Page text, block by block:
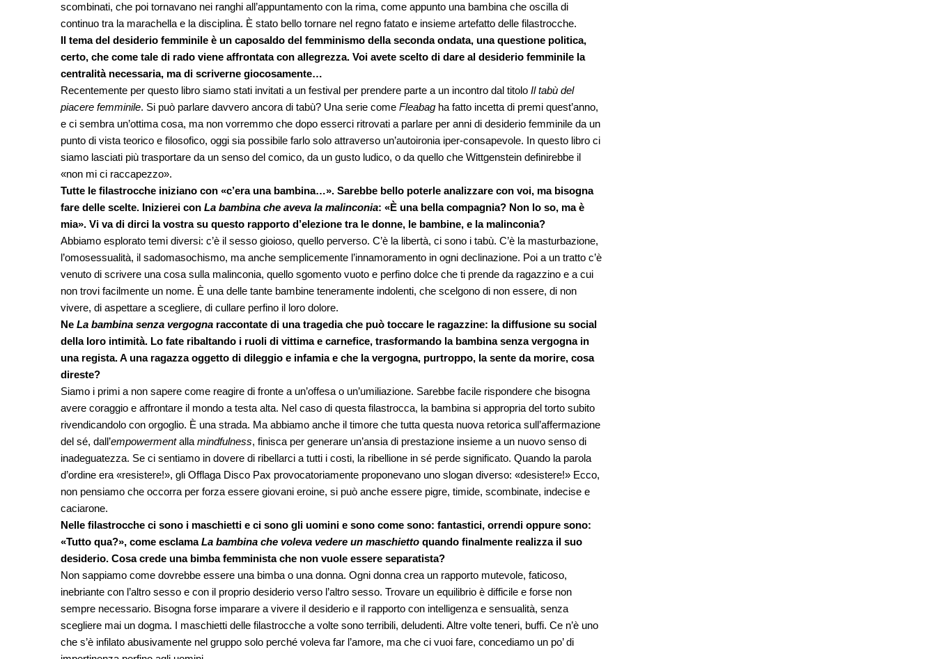
scombinati, che poi tornavano nei ranghi all’appuntamento con la rima, come appunto una bambina che oscilla di
continuo tra la marachella e la disciplina. È stato bello tornare nel regno fatato e insieme artefatto delle filastrocche.
Il tema del desiderio femminile è un caposaldo del femminismo della seconda ondata, una questione politica,
certo, che come tale di rado viene affrontata con allegrezza. Voi avete scelto di dare al desiderio femminile la
centralità necessaria, ma di scriverne giocosamente…
Recentemente per questo libro siamo stati invitati a un festival per prendere parte a un incontro dal titolo Il tabù del
piacere femminile. Si può parlare davvero ancora di tabù? Una serie come Fleabag ha fatto incetta di premi quest’anno,
e ci sembra un’ottima cosa, ma non vorremmo che dopo esserci ritrovati a parlare per anni di desiderio femminile da un
punto di vista teorico e filosofico, oggi sia possibile farlo solo attraverso un’autoironia iper-consapevole. In questo libro ci
siamo lasciati più trasportare da un senso del comico, da un gusto ludico, o da quello che Wittgenstein definirebbe il
«non mi ci raccapezzo».
Tutte le filastrocche iniziano con «c’era una bambina…». Sarebbe bello poterle analizzare con voi, ma bisogna
fare delle scelte. Inizierei con La bambina che aveva la malinconia: «È una bella compagnia? Non lo so, ma è
mia». Vi va di dirci la vostra su questo rapporto d’elezione tra le donne, le bambine, e la malinconia?
Abbiamo esplorato temi diversi: c’è il sesso gioioso, quello perverso. C’è la libertà, ci sono i tabù. C’è la masturbazione,
l’omosessualità, il sadomasochismo, ma anche semplicemente l’innamoramento in ogni declinazione. Poi a un tratto c’è
venuto di scrivere una cosa sulla malinconia, quello sgomento vuoto e perfino dolce che ti prende da ragazzino e a cui
non trovi facilmente un nome. È una delle tante bambine teneramente indolenti, che scelgono di non essere, di non
vivere, di aspettare a scegliere, di cullare perfino il loro dolore.
Ne La bambina senza vergogna raccontate di una tragedia che può toccare le ragazzine: la diffusione su social
della loro intimità. Lo fate ribaltando i ruoli di vittima e carnefice, trasformando la bambina senza vergogna in
una regista. A una ragazza oggetto di dileggio e infamia e che la vergogna, purtroppo, la sente da morire, cosa
direste?
Siamo i primi a non sapere come reagire di fronte a un’offesa o un’umiliazione. Sarebbe facile rispondere che bisogna
avere coraggio e affrontare il mondo a testa alta. Nel caso di questa filastrocca, la bambina si appropria del torto subito
rivendicandolo con orgoglio. È una strada. Ma abbiamo anche il timore che tutta questa nuova retorica sull’affermazione
del sé, dall’empowermentalla mindfulness, finisca per generare un’ansia di prestazione insieme a un nuovo senso di
inadeguatezza. Se ci sentiamo in dovere di ribellarci a tutti i costi, la ribellione in sé perde significato. Quando la parola
d’ordine era «resistere!», gli Offlaga Disco Pax provocatoriamente proponevano uno slogan diverso: «desistere!» Ecco,
non pensiamo che occorra per forza essere giovani eroine, si può anche essere pigre, timide, scombinate, indecise e
caciarone.
Nelle filastrocche ci sono i maschietti e ci sono gli uomini e sono come sono: fantastici, orrendi oppure sono:
«Tutto qua?», come esclamaLa bambina che voleva vedere un maschietto quando finalmente realizza il suo
desiderio. Cosa crede una bimba femminista che non vuole essere separatista?
Non sappiamo come dovrebbe essere una bimba o una donna. Ogni donna crea un rapporto mutevole, faticoso,
inebriante con l’altro sesso e con il proprio desiderio verso l’altro sesso. Trovare un equilibrio è difficile e forse non
sempre necessario. Bisogna forse imparare a vivere il desiderio e il rapporto con intelligenza e sensualità, senza
scegliere mai un dogma. I maschietti delle filastrocche a volte sono terribili, deludenti. Altre volte teneri, buffi. Ce n’è uno
che s’è infilato abusivamente nel gruppo solo perché voleva far l’amore, ma che ci vuoi fare, concediamo un po’ di